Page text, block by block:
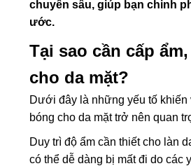
chuyên sâu, giúp bạn chinh
ước.
Tại sao cần cấp
cho da mặt?
Dưới đây là những yếu tố khiến
bóng cho da mặt trở nên quan
Duy trì độ ẩm cần thiết cho làn
có thể dễ dàng bị mất đi do các